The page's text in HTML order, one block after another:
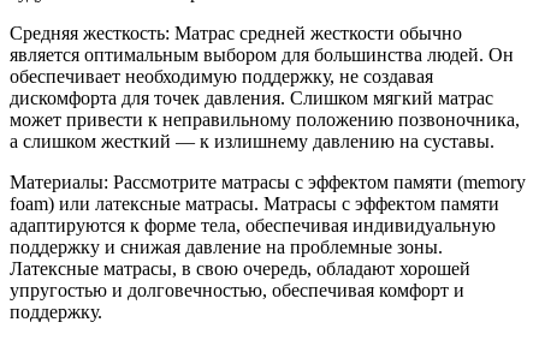
Средняя жесткость: Матрас средней жесткости обычно
является оптимальным выбором для большинства людей. Он
обеспечивает необходимую поддержку, не создавая
дискомфорта для точек давления. Слишком мягкий матрас
может привести к неправильному положению позвоночника,
а слишком жесткий — к излишнему давлению на суставы.
Материалы: Рассмотрите матрасы с эффектом памяти (memory
foam) или латексные матрасы. Матрасы с эффектом памяти
адаптируются к форме тела, обеспечивая индивидуальную
поддержку и снижая давление на проблемные зоны.
Латексные матрасы, в свою очередь, обладают хорошей
упругостью и долговечностью, обеспечивая комфорт и
поддержку.